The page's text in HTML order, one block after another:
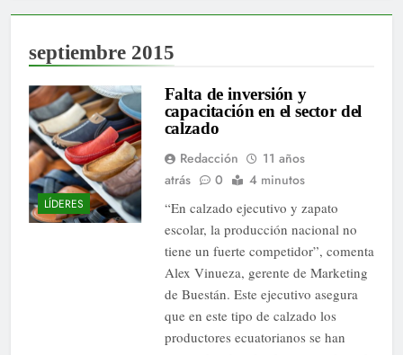
septiembre 2015
LÍDERES
Falta de inversión y
capacitación en el sector del
calzado
Redacción
11 años
atrás
0
4 minutos
“En calzado ejecutivo y zapato
escolar, la producción nacional no
tiene un fuerte competidor”, comenta
Alex Vinueza, gerente de Marketing
de Buestán. Este ejecutivo asegura
que en este tipo de calzado los
productores ecuatorianos se han